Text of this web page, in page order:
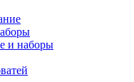
и наборы